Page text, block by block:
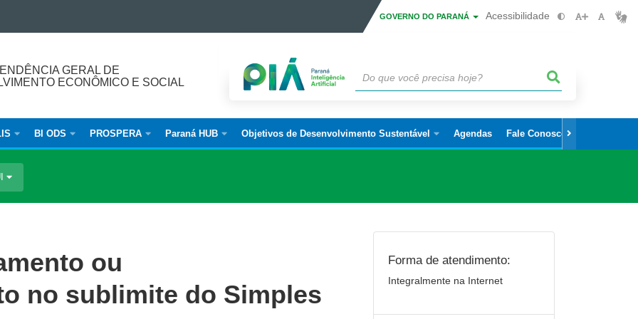
GOVERNO DO PARANÁ Acessibilidade
GERAL DE
ECONÔMICO E SOCIAL
BI ODS PROSPERA Paraná HUB Objetivos de Desenvolvimento Sustentável Agendas Fale Conosco
ou
no sublimite do Simples
Forma de atendimento:
Integralmente na Internet